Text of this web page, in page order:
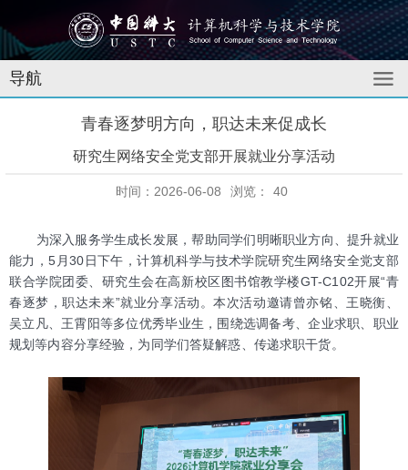
导航
青春逐梦明方向，职达未来促成长
研究生网络安全党支部开展就业分享活动
时间：2026-06-08 浏览： 40
为深入服务学生成长发展，帮助同学们明晰职业方向、提升就业
能力，5月30日下午，计算机科学与技术学院研究生网络安全党支部
联合学院团委、研究生会在高新校区图书馆教学楼GT-C102开展“青
春逐梦，职达未来”就业分享活动。本次活动邀请曾亦铭、王晓衡、
吴立凡、王霄阳等多位优秀毕业生，围绕选调备考、企业求职、职业
规划等内容分享经验，为同学们答疑解惑、传递求职干货。